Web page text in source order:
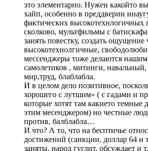
это элементарно. Нужен какойто
хайп, особенно в преддверии
фактических высокотехнлогичных
сколково, мультфильмы с
занять повестку, создать
высокотехнолгичные,
мессенджеры тоже делаются
самолетиков , митинги, навальный,
мир,труд, блаблабла.
И в целом дело позитивное,
хорошего с лутшим» ( с гадами и
которые хотят там какието темные
этим месенджером) но честные
против, балблабла…
И что? А то, что на бесптичье
достижений (санкции, доллар 64 и
заняты, народ гуглит, обсуждает